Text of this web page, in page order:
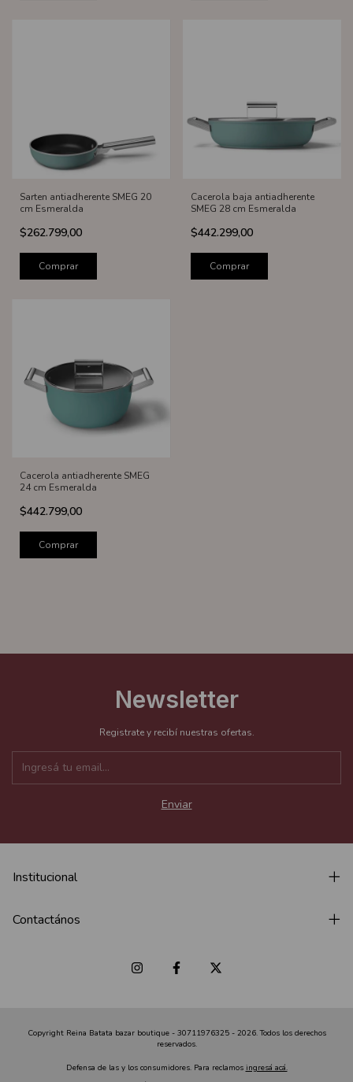
Sarten antiadherente SMEG 20
cm Esmeralda
$262.799,00
Comprar
Cacerola baja antiadherente
SMEG 28 cm Esmeralda
$442.299,00
Comprar
Cacerola antiadherente SMEG
24 cm Esmeralda
$442.799,00
Comprar
Newsletter
Registrate y recibí nuestras ofertas.
Institucional
Contactános
Copyright Reina Batata bazar boutique - 30711976325 - 2026. Todos los derechos
reservados.
Defensa de las y los consumidores. Para reclamos ingresá acá.